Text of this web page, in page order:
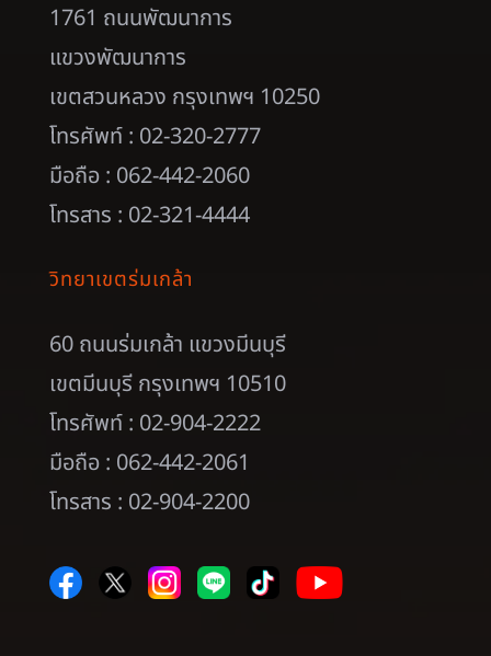
1761 ถนนพัฒนาการ
แขวงพัฒนาการ
เขตสวนหลวง กรุงเทพฯ 10250
โทรศัพท์ : 02-320-2777
มือถือ : 062-442-2060
โทรสาร : 02-321-4444
วิทยาเขตร่มเกล้า
60 ถนนร่มเกล้า แขวงมีนบุรี
เขตมีนบุรี กรุงเทพฯ 10510
โทรศัพท์ : 02-904-2222
มือถือ : 062-442-2061
โทรสาร : 02-904-2200